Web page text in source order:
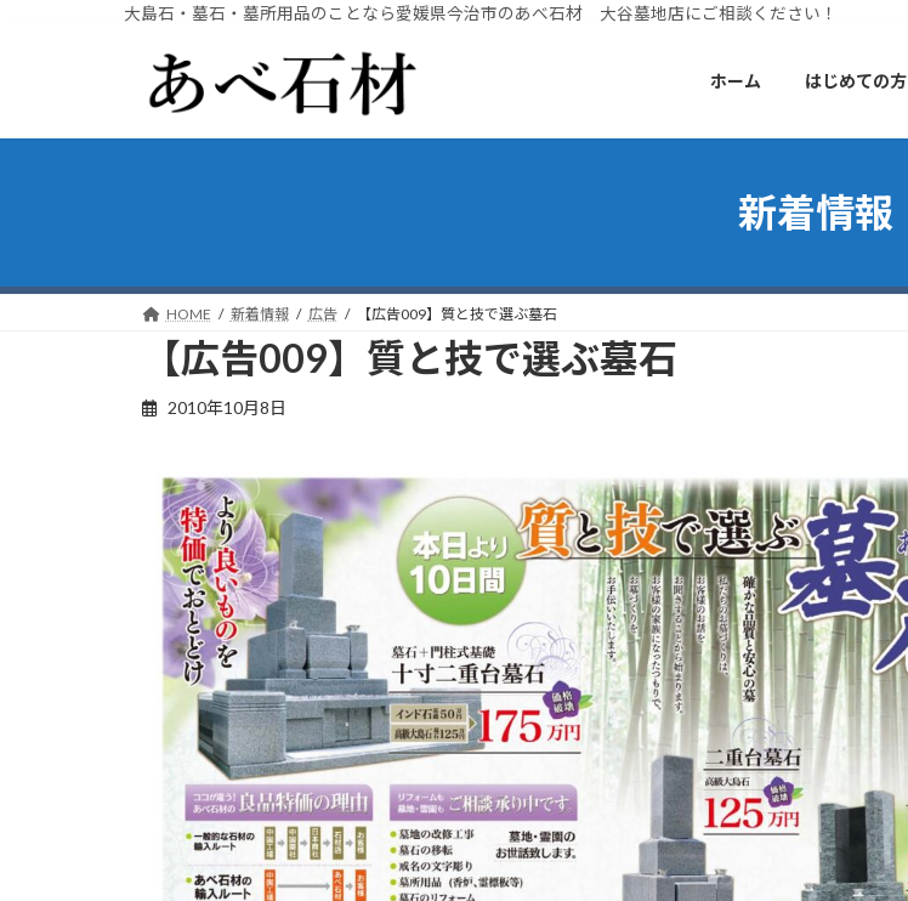
大島石・墓石・墓所用品のことなら愛媛県今治市のあべ石材 大谷墓地店にご相談ください！
プ
動
ホーム はじめての方
新着情報
HOME 新着情報 広告 【広告009】質と技で選ぶ墓石
【広告009】質と技で選ぶ墓石
2010年10月8日